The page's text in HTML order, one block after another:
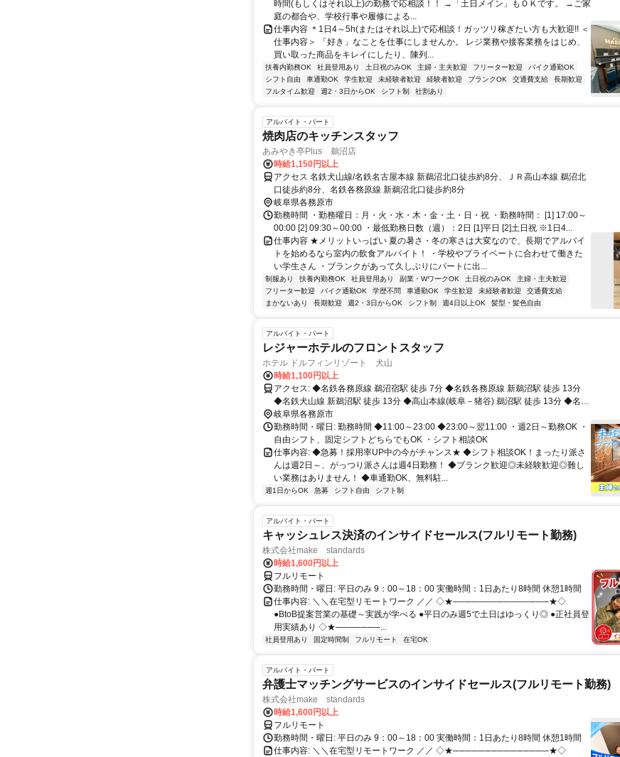
時間(もしくはそれ以上)の勤務で応相談！！ →「土日メイン」もＯＫです。 →ご家
庭の都合や、学校行事や履修による...
仕事内容 ＊1日4～5h(またはそれ以上)で応相談！ガッツリ稼ぎたい方も大歓迎!! ＜
仕事内容＞ 「好き」なことを仕事にしませんか。 レジ業務や接客業務をはじめ、
買い取った商品をキレイにしたり、陳列...
扶養内勤務OK 社員登用あり 土日祝のみOK 主婦・主夫歓迎 フリーター歓迎
バイク通勤OK
シフト自由
車通勤OK 学生歓迎 未経験者歓迎 経験者歓迎 ブランクOK 交通費支給
長期歓迎
フルタイム歓迎
週2・3日からOK シフト制 社割あり
アルバイト・パート
焼肉店のキッチンスタッフ
あみやき亭Plus 鵜沼店
時給1,150円以上
アクセス 名鉄犬山線/名鉄名古屋本線 新鵜沼北口徒歩約8分、ＪＲ高山本線 鵜沼北
口徒歩約8分、名鉄各務原線 新鵜沼北口徒歩約8分
岐阜県各務原市
勤務時間 ・勤務曜日：月・火・水・木・金・土・日・祝 ・勤務時間： [1] 17:00～
00:00 [2] 09:30～00:00 ・最低勤務日数（週）：2日 [1]平日 [2]土日祝 ※1日4...
仕事内容 ★メリットいっぱい 夏の暑さ・冬の寒さは大変なので、長期でアルバイ
トを始めるなら室内の飲食アルバイト！ ・学校やプライベートに合わせて働きた
い学生さん ・ブランクがあって久しぶりにパートに出...
制服あり 扶養内勤務OK 社員登用あり 副業・WワークOK 土日祝のみOK
主婦・主夫歓迎
フリーター歓迎
バイク通勤OK 学歴不問 車通勤OK 学生歓迎 未経験者歓迎
交通費支給
まかないあり
長期歓迎 週2・3日からOK シフト制 週4日以上OK 髪型・髪色自由
アルバイト・パート
レジャーホテルのフロントスタッフ
ホテル ドルフィンリゾート 犬山
時給1,100円以上
アクセス: ◆名鉄各務原線 鵜沼宿駅 徒歩 7分 ◆名鉄各務原線 新鵜沼駅 徒歩 13分
◆名鉄犬山線 新鵜沼駅 徒歩 13分 ◆高山本線(岐阜－猪谷) 鵜沼駅 徒歩 13分 ◆名鉄
各務原線 羽場駅 車 2分 ◆名鉄犬山線 犬山駅 車 13分 車通勤OK（無料駐車場完備）
マイカーやマイバイク、自転車など皆さまお好きな通勤方法で通勤しています。
岐阜県以外にも犬山市からもアクセス可能の為、 愛知県の在住のスタッフも通勤
しております♪
岐阜県各務原市
勤務時間・曜日: 勤務時間 ◆11:00～23:00 ◆23:00～翌11:00 ・週2日～勤務OK ・
自由シフト、固定シフトどちらでもOK ・シフト相談OK
仕事内容: ◆急募！採用率UP中の今がチャンス★ ◆シフト相談OK！まったり派さ
んは週2日～、がっつり派さんは週4日勤務！ ◆ブランク歓迎◎未経験歓迎◎難し
い業務はありません！ ◆車通勤OK、無料駐...
週1日からOK 急募 シフト自由 シフト制
アルバイト・パート
キャッシュレス決済のインサイドセールス(フルリモート勤務)
株式会社make standards
時給1,600円以上
フルリモート
勤務時間・曜日: 平日のみ 9：00～18：00 実働時間：1日あたり8時間 休憩1時間
仕事内容: ＼＼在宅型リモートワーク ／／ ◇★───────────────★◇
●BtoB提案営業の基礎～実践が学べる ●平日のみ週5で土日はゆっくり◎ ●正社員登
用実績あり ◇★───────...
社員登用あり 固定時間制 フルリモート 在宅OK
アルバイト・パート
弁護士マッチングサービスのインサイドセールス(フルリモート勤務)
株式会社make standards
時給1,600円以上
フルリモート
勤務時間・曜日: 平日のみ 9：00～18：00 実働時間：1日あたり8時間 休憩1時間
仕事内容: ＼＼在宅型リモートワーク ／／ ◇★───────────────★◇